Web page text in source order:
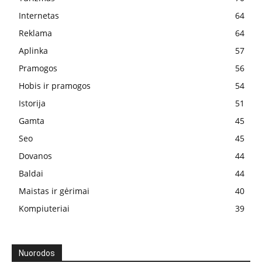
Internetas
64
Reklama
64
Aplinka
57
Pramogos
56
Hobis ir pramogos
54
Istorija
51
Gamta
45
Seo
45
Dovanos
44
Baldai
44
Maistas ir gėrimai
40
Kompiuteriai
39
Nuorodos